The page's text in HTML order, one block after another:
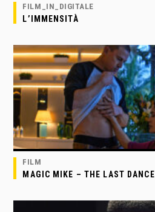
FILM_IN_DIGITALE
L’IMMENSITÀ
FILM
MAGIC MIKE – THE LAST DANCE